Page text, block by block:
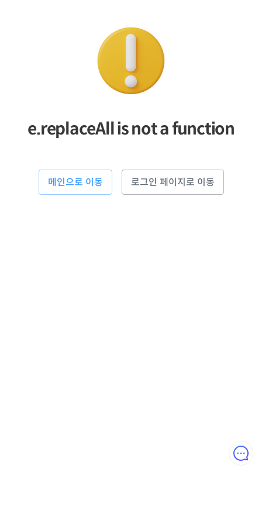
e.replaceAll is not a function
메인으로 이동 로그인 페이지로 이동